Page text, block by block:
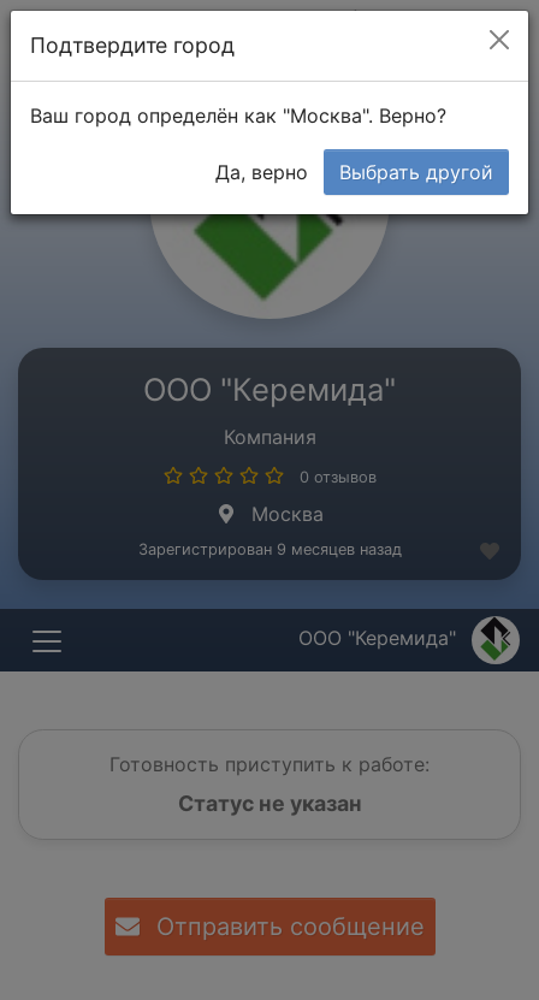
ООО "Керемида"
Компания
0 отзывов
Москва
Зарегистрирован 9 месяцев назад
ООО "Керемида"
Готовность приступить к работе:
Статус не указан
Отправить сообщение
Подтвердите город
Ваш город определён как "Москва". Верно?
Да, верно Выбрать другой